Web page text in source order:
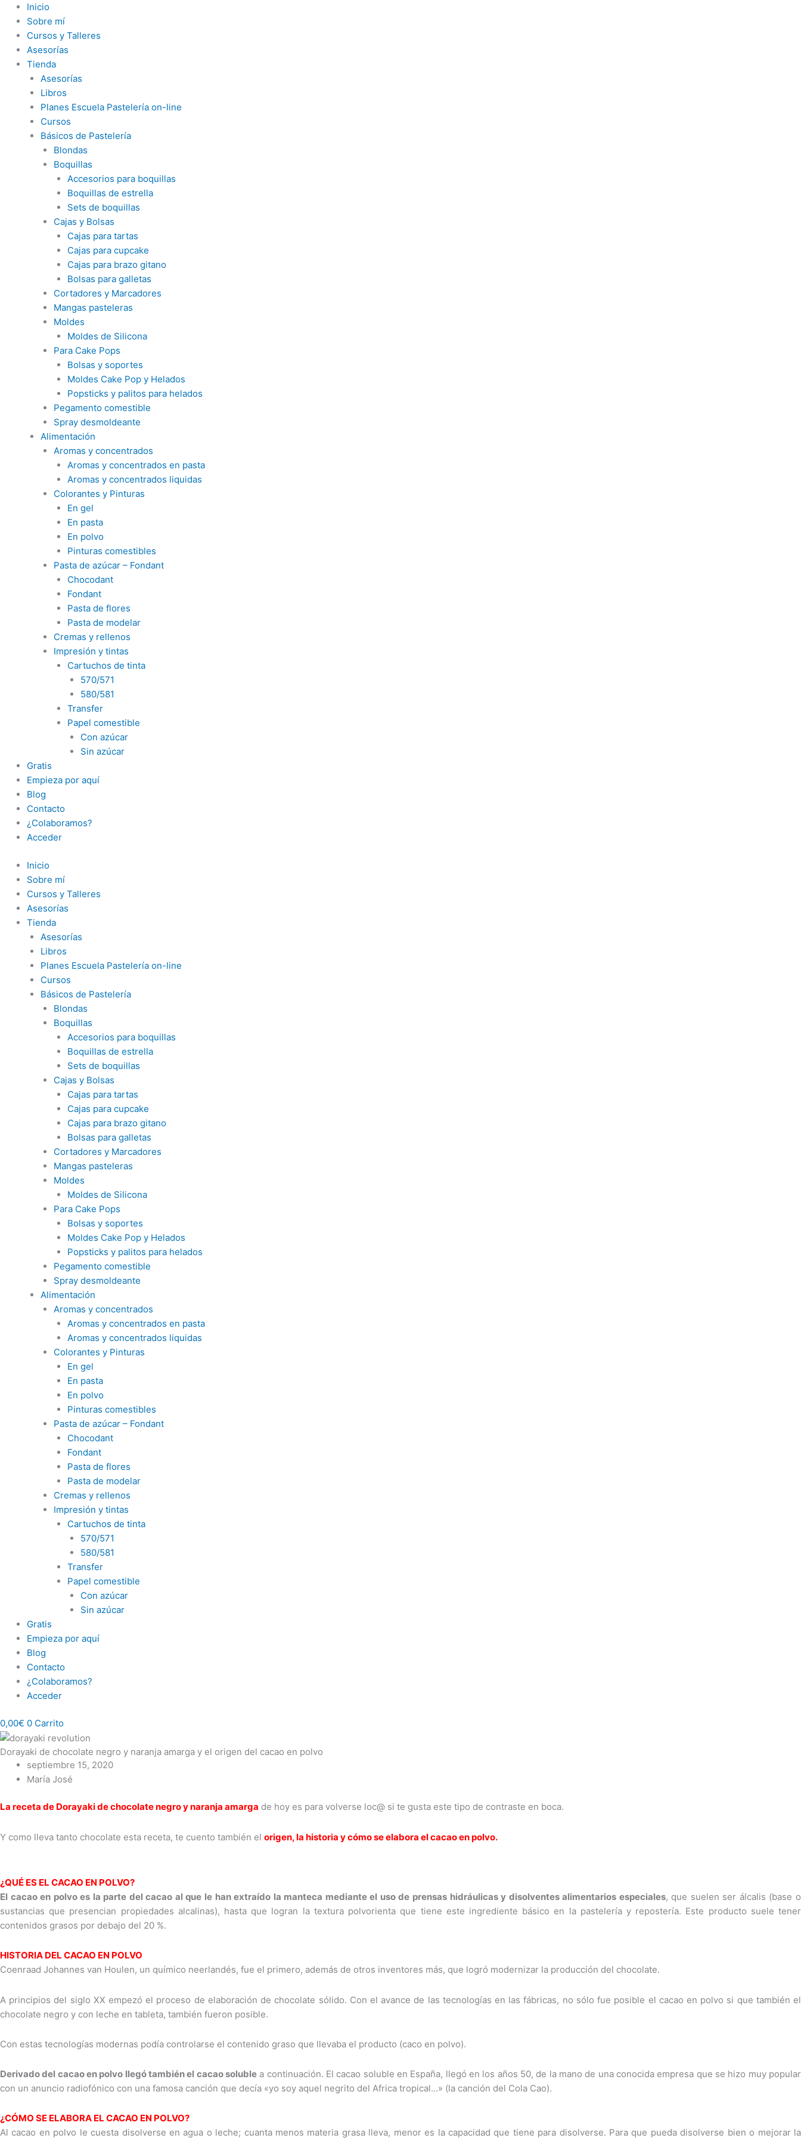
contenido
Inicio
Sobre mí
Cursos y Talleres
Asesorías
Tienda
Asesorías
Libros
Planes Escuela Pastelería on-line
Cursos
Básicos de Pastelería
Blondas
Boquillas
Accesorios para boquillas
Boquillas de estrella
Sets de boquillas
Cajas y Bolsas
Cajas para tartas
Cajas para cupcake
Cajas para brazo gitano
Bolsas para galletas
Cortadores y Marcadores
Mangas pasteleras
Moldes
Moldes de Silicona
Para Cake Pops
Bolsas y soportes
Moldes Cake Pop y Helados
Popsticks y palitos para helados
Pegamento comestible
Spray desmoldeante
Alimentación
Aromas y concentrados
Aromas y concentrados en pasta
Aromas y concentrados liquidas
Colorantes y Pinturas
En gel
En pasta
En polvo
Pinturas comestibles
Pasta de azúcar – Fondant
Chocodant
Fondant
Pasta de flores
Pasta de modelar
Cremas y rellenos
Impresión y tintas
Cartuchos de tinta
570/571
580/581
Transfer
Papel comestible
Con azúcar
Sin azúcar
Gratis
Empieza por aquí
Blog
Contacto
¿Colaboramos?
Acceder
Inicio
Sobre mí
Cursos y Talleres
Asesorías
Tienda
Asesorías
Libros
Planes Escuela Pastelería on-line
Cursos
Básicos de Pastelería
Blondas
Boquillas
Accesorios para boquillas
Boquillas de estrella
Sets de boquillas
Cajas y Bolsas
Cajas para tartas
Cajas para cupcake
Cajas para brazo gitano
Bolsas para galletas
Cortadores y Marcadores
Mangas pasteleras
Moldes
Moldes de Silicona
Para Cake Pops
Bolsas y soportes
Moldes Cake Pop y Helados
Popsticks y palitos para helados
Pegamento comestible
Spray desmoldeante
Alimentación
Aromas y concentrados
Aromas y concentrados en pasta
Aromas y concentrados liquidas
Colorantes y Pinturas
En gel
En pasta
En polvo
Pinturas comestibles
Pasta de azúcar – Fondant
Chocodant
Fondant
Pasta de flores
Pasta de modelar
Cremas y rellenos
Impresión y tintas
Cartuchos de tinta
570/571
580/581
Transfer
Papel comestible
Con azúcar
Sin azúcar
Gratis
Empieza por aquí
Blog
Contacto
¿Colaboramos?
Acceder
0,00€ 0 Carrito
Dorayaki de chocolate negro y naranja amarga y el origen del cacao en polvo
septiembre 15, 2020
María José
La receta de Dorayaki de chocolate negro y naranja amarga de hoy es para volverse loc@ si te gusta este tipo de contraste en boca.
Y como lleva tanto chocolate esta receta, te cuento también el origen, la historia y cómo se elabora el cacao en polvo.
¿QUÉ ES EL CACAO EN POLVO?
El cacao en polvo es la parte del cacao al que le han extraído la manteca mediante el uso de prensas hidráulicas y disolventes alimentarios especiales, que suelen ser álcalis (base o
sustancias que presencian propiedades alcalinas), hasta que logran la textura polvorienta que tiene este ingrediente básico en la pastelería y repostería. Este producto suele tener
contenidos grasos por debajo del 20 %.
HISTORIA DEL CACAO EN POLVO
Coenraad Johannes van Houlen, un químico neerlandés, fue el primero, además de otros inventores más, que logró modernizar la producción del chocolate.
A principios del siglo XX empezó el proceso de elaboración de chocolate sólido. Con el avance de las tecnologías en las fábricas, no sólo fue posible el cacao en polvo si que también el
chocolate negro y con leche en tableta, también fueron posible.
Con estas tecnologías modernas podía controlarse el contenido graso que llevaba el producto (caco en polvo).
Derivado del cacao en polvo llegó también el cacao soluble a continuación. El cacao soluble en España, llegó en los años 50, de la mano de una conocida empresa que se hizo muy popular
con un anuncio radiofónico con una famosa canción que decía «yo soy aquel negrito del Africa tropical…» (la canción del Cola Cao).
¿CÓMO SE ELABORA EL CACAO EN POLVO?
Al cacao en polvo le cuesta disolverse en agua o leche; cuanta menos materia grasa lleva, menor es la capacidad que tiene para disolverse. Para que pueda disolverse bien o mejorar la